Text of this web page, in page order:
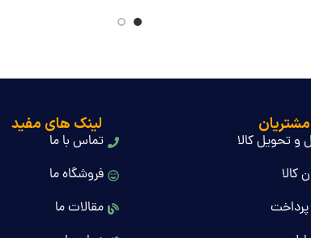
و تحویل کالا
کالا
لینک های مفید
تماس با ما
فروشگاه ما
مقالات ما